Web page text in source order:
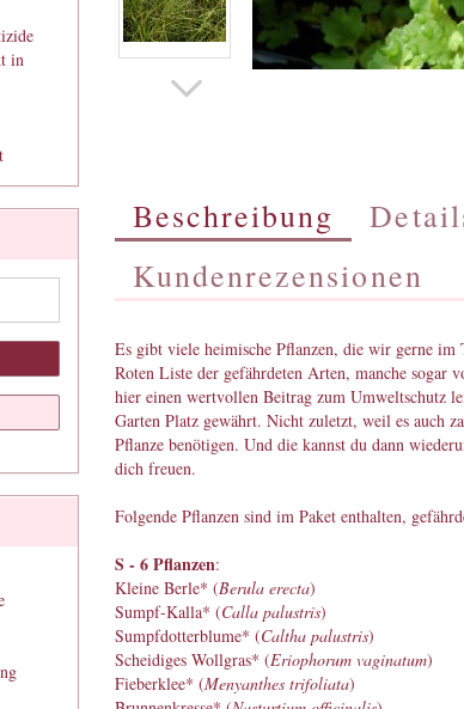
Beschreibung
Kundenrezensionen
Es gibt viele heimische Pflanzen, die wir gerne
Roten Liste der gefährdeten Arten, manche sogar
hier einen wertvollen Beitrag zum Umweltschutz
Garten Platz gewährt. Nicht zuletzt, weil es auch
Pflanze benötigen. Und die kannst du dann
dich freuen.
Folgende Pflanzen sind im Paket enthalten,
S - 6 Pflanzen:
Kleine Berle* (Berula erecta)
Sumpf-Kalla* (Calla palustris)
Sumpfdotterblume* (Caltha palustris)
Scheidiges Wollgras* (Eriophorum vaginatum)
Fieberklee* (Menyanthes trifoliata)
in